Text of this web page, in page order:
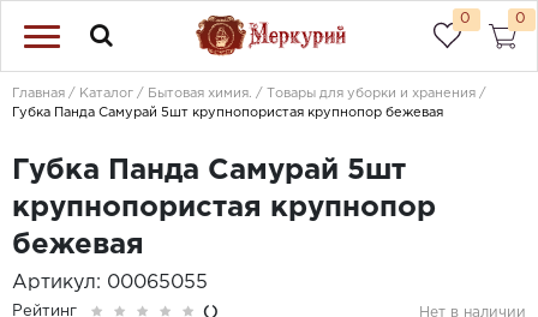
0 0
Главная Каталог Бытовая химия.
Товары для уборки и хранения
Губка Панда Самурай 5шт крупнопористая крупнопор бежевая
Губка Панда Самурай 5шт
крупнопористая крупнопор
бежевая
Артикул: 00065055
Рейтинг () Нет в наличии